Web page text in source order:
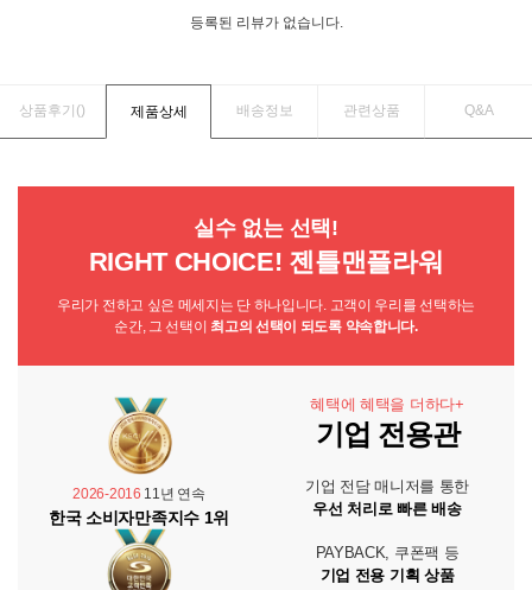
등록된 리뷰가 없습니다.
상품후기() 제품상세 배송정보 관련상품 Q&A
실수 없는 선택!
RIGHT CHOICE! 젠틀맨플라워
우리가 전하고 싶은 메세지는 단 하나입니다. 고객이 우리를 선택하는
순간, 그 선택이 최고의 선택이 되도록 약속합니다.
2026-2016 11년 연속
한국 소비자만족지수 1위
혜택에 혜택을 더하다+
기업 전용관
기업 전담 매니저를 통한
우선 처리로 빠른 배송
PAYBACK, 쿠폰팩 등
기업 전용 기획 상품